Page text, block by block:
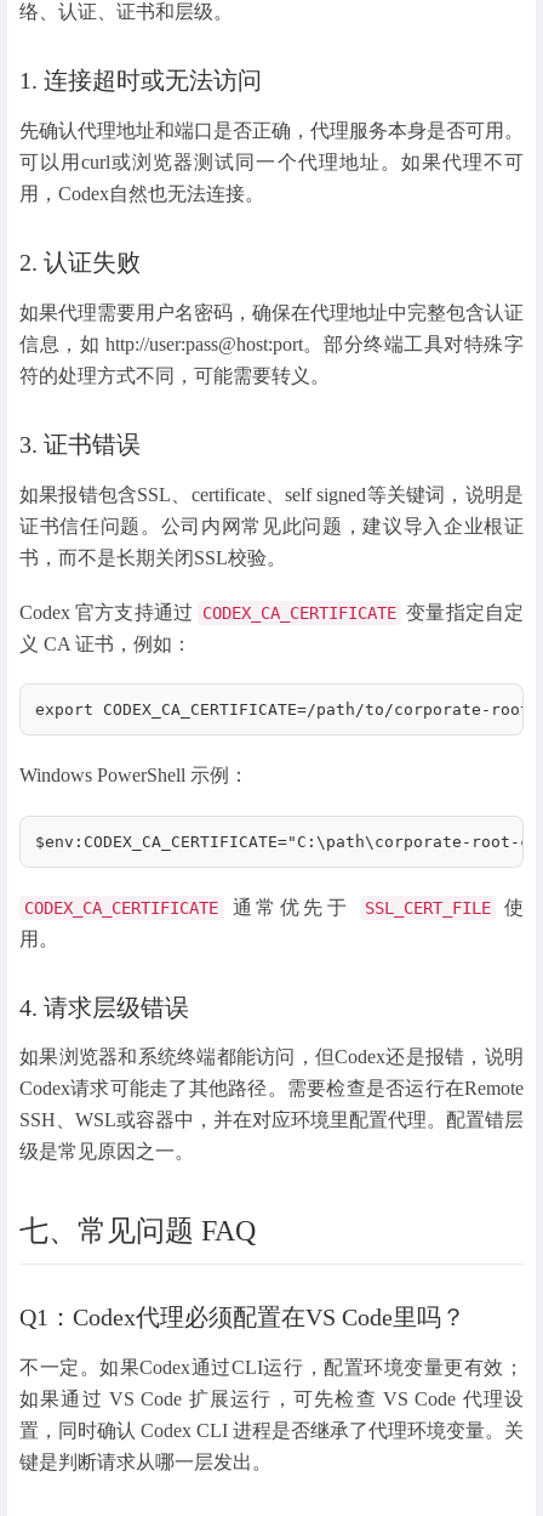
络、认证、证书和层级。
1. 连接超时或无法访问
先确认代理地址和端口是否正确，代理服务本身是否可用。
可以用curl或浏览器测试同一个代理地址。如果代理不可
用，Codex自然也无法连接。
2. 认证失败
如果代理需要用户名密码，确保在代理地址中完整包含认证
信息，如 http://user:pass@host:port。部分终端工具对特殊字
符的处理方式不同，可能需要转义。
3. 证书错误
如果报错包含SSL、certificate、self signed等关键词，说明是
证书信任问题。公司内网常见此问题，建议导入企业根证
书，而不是长期关闭SSL校验。
Codex 官方支持通过 CODEX_CA_CERTIFICATE 变量指定自定
义 CA 证书，例如：
export CODEX_CA_CERTIFICATE=/path/to/corporate-root-
Windows PowerShell 示例：
$env:CODEX_CA_CERTIFICATE="C:\path\corporate-root-
CODEX_CA_CERTIFICATE 通常优先于 SSL_CERT_FILE
使
用。
4. 请求层级错误
如果浏览器和系统终端都能访问，但Codex还是报错，说明
Codex请求可能走了其他路径。需要检查是否运行在Remote
SSH、WSL或容器中，并在对应环境里配置代理。配置错层
级是常见原因之一。
七、常见问题 FAQ
Q1：Codex代理必须配置在VS Code里吗？
不一定。如果Codex通过CLI运行，配置环境变量更有效；
如果通过 VS Code 扩展运行，可先检查 VS Code 代理设
置，同时确认 Codex CLI 进程是否继承了代理环境变量。关
键是判断请求从哪一层发出。